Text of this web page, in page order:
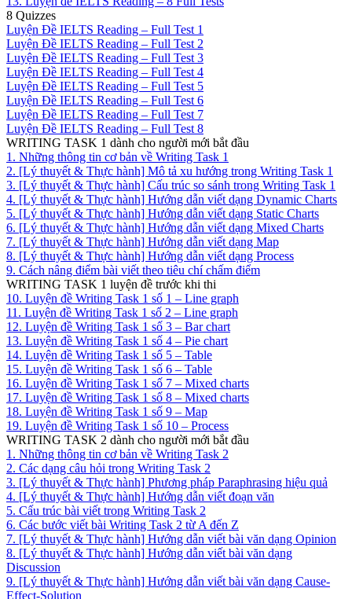
8 Quizzes
Luyện Đề IELTS Reading – Full Test 1
Luyện Đề IELTS Reading – Full Test 2
Luyện Đề IELTS Reading – Full Test 3
Luyện Đề IELTS Reading – Full Test 4
Luyện Đề IELTS Reading – Full Test 5
Luyện Đề IELTS Reading – Full Test 6
Luyện Đề IELTS Reading – Full Test 7
Luyện Đề IELTS Reading – Full Test 8
WRITING TASK 1 dành cho người mới bắt đầu
1. Những thông tin cơ bản về Writing Task 1
2. [Lý thuyết & Thực hành] Mô tả xu hướng trong Writing Task 1
3. [Lý thuyết & Thực hành] Cấu trúc so sánh trong Writing Task 1
4. [Lý thuyết & Thực hành] Hướng dẫn viết dạng Dynamic Charts
5. [Lý thuyết & Thực hành] Hướng dẫn viết dạng Static Charts
6. [Lý thuyết & Thực hành] Hướng dẫn viết dạng Mixed Charts
7. [Lý thuyết & Thực hành] Hướng dẫn viết dạng Map
8. [Lý thuyết & Thực hành] Hướng dẫn viết dạng Process
9. Cách nâng điểm bài viết theo tiêu chí chấm điểm
WRITING TASK 1 luyện đề trước khi thi
10. Luyện đề Writing Task 1 số 1 – Line graph
11. Luyện đề Writing Task 1 số 2 – Line graph
12. Luyện đề Writing Task 1 số 3 – Bar chart
13. Luyện đề Writing Task 1 số 4 – Pie chart
14. Luyện đề Writing Task 1 số 5 – Table
15. Luyện đề Writing Task 1 số 6 – Table
16. Luyện đề Writing Task 1 số 7 – Mixed charts
17. Luyện đề Writing Task 1 số 8 – Mixed charts
18. Luyện đề Writing Task 1 số 9 – Map
19. Luyện đề Writing Task 1 số 10 – Process
WRITING TASK 2 dành cho người mới bắt đầu
1. Những thông tin cơ bản về Writing Task 2
2. Các dạng câu hỏi trong Writing Task 2
3. [Lý thuyết & Thực hành] Phương pháp Paraphrasing hiệu quả
4. [Lý thuyết & Thực hành] Hướng dẫn viết đoạn văn
5. Cấu trúc bài viết trong Writing Task 2
6. Các bước viết bài Writing Task 2 từ A đến Z
7. [Lý thuyết & Thực hành] Hướng dẫn viết bài văn dạng Opinion
8. [Lý thuyết & Thực hành] Hướng dẫn viết bài văn dạng
Discussion
9. [Lý thuyết & Thực hành] Hướng dẫn viết bài văn dạng Cause-
Effect-Solution